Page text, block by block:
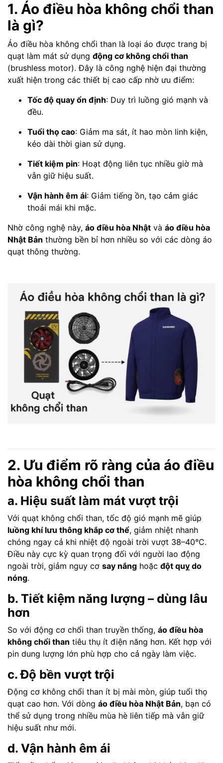
1. Áo điều hòa không chổi than
là gì?
Áo điều hòa không chổi than là loại áo được trang bị
quạt làm mát sử dụng động cơ không chổi than
(brushless motor). Đây là công nghệ hiện đại thường
xuất hiện trong các thiết bị cao cấp nhờ ưu điểm:
Tốc độ quay ổn định: Duy trì luồng gió mạnh và
đều.
Tuổi thọ cao: Giảm ma sát, ít hao mòn linh kiện,
kéo dài thời gian sử dụng.
Tiết kiệm pin: Hoạt động liên tục nhiều giờ mà
vẫn giữ hiệu suất.
Vận hành êm ái: Giảm tiếng ồn, tạo cảm giác
thoải mái khi mặc.
Nhờ công nghệ này, áo điều hòa Nhật và áo điều hòa
Nhật Bản thường bền bỉ hơn nhiều so với các dòng áo
quạt thông thường.
2. Ưu điểm rõ ràng của áo điều
hòa không chổi than
a. Hiệu suất làm mát vượt trội
Với quạt không chổi than, tốc độ gió mạnh mẽ giúp
luồng khí lưu thông khắp cơ thể, giảm nhiệt nhanh
chóng ngay cả khi nhiệt độ ngoài trời vượt 38–40°C.
Điều này cực kỳ quan trọng đối với người lao động
ngoài trời, giảm nguy cơ say nắng hoặc đột quỵ do
nóng.
b. Tiết kiệm năng lượng – dùng lâu
hơn
So với động cơ chổi than truyền thống, áo điều hòa
không chổi than tiêu thụ ít điện năng hơn. Kết hợp với
pin dung lượng lớn phù hợp cho cả ngày làm việc.
c. Độ bền vượt trội
Động cơ không chổi than ít bị mài mòn, giúp tuổi thọ
quạt cao hơn. Với dòng áo điều hòa Nhật Bản, bạn có
thể sử dụng trong nhiều mùa hè liên tiếp mà vẫn giữ
hiệu suất như mới.
d. Vận hành êm ái